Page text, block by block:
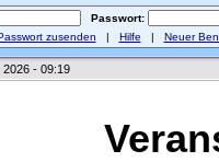
Passwort:
zusenden | Hilfe | Neuer
2026 - 09:19